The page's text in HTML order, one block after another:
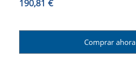
190,81 €
Comprar ahora